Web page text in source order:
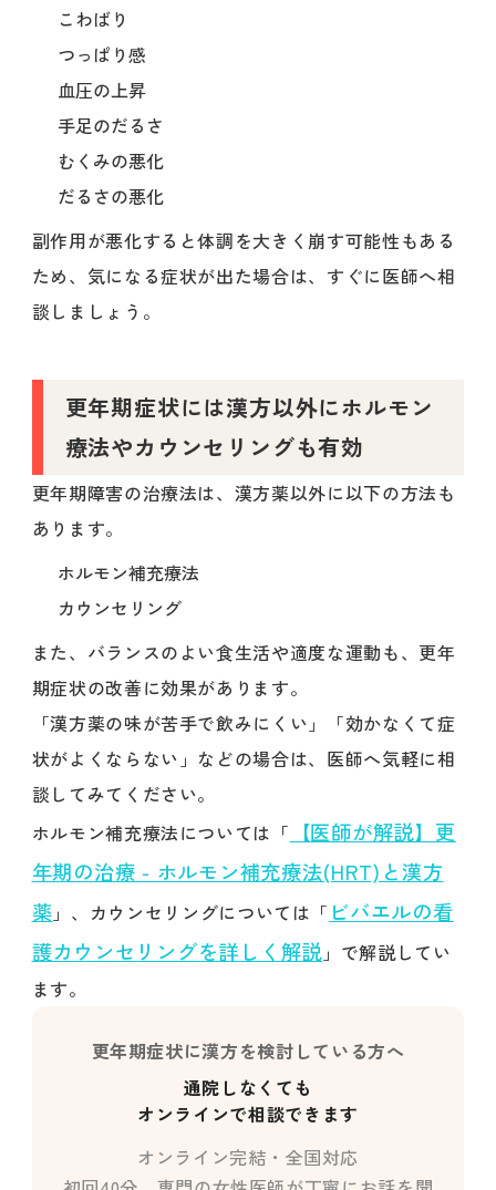
こわばり
つっぱり感
血圧の上昇
手足のだるさ
むくみの悪化
だるさの悪化
副作用が悪化すると体調を大きく崩す可能性もある
ため、気になる症状が出た場合は、すぐに医師へ相
談しましょう。
更年期症状には漢方以外にホルモン
療法やカウンセリングも有効
更年期障害の治療法は、漢方薬以外に以下の方法も
あります。
ホルモン補充療法
カウンセリング
また、バランスのよい食生活や適度な運動も、更年
期症状の改善に効果があります。
「漢方薬の味が苦手で飲みにくい」「効かなくて症
状がよくならない」などの場合は、医師へ気軽に相
談してみてください。
ホルモン補充療法については「
【医師が解説】更
年期の治療 - ホルモン補充療法(HRT)と漢方
薬 」、カウンセリングについては「 ビバエルの看
護カウンセリングを詳しく解説 」で解説してい
ます。
更年期症状に漢方を検討している方へ
通院しなくても
オンラインで相談できます
オンライン完結・全国対応